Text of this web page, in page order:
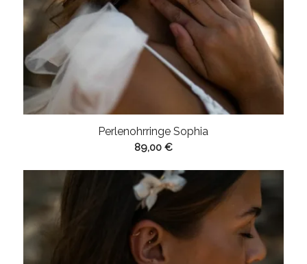
Perlenohrringe Sophia
89,00 €